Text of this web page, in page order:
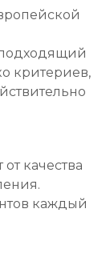
критериев,
качества
каждый